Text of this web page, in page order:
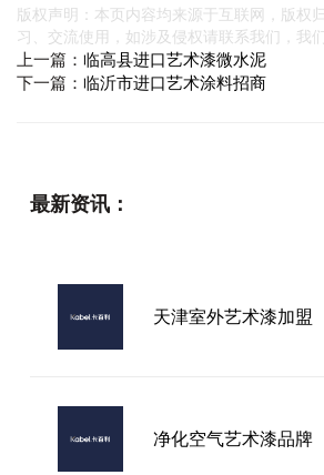
版权声明：本页内容均来源于互联网，版权
习、交流使用，如涉及侵权请联系我们，我
上一篇： 临高县进口艺术漆微水泥
下一篇： 临沂市进口艺术涂料招商
最新资讯：
天津室外艺术漆加盟
净化空气艺术漆品牌